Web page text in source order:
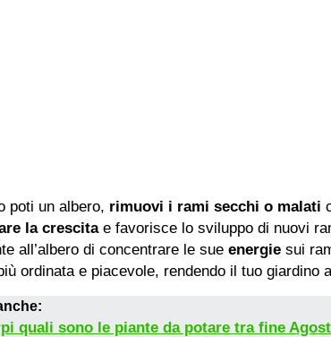
poti un albero, rimuovi i rami secchi o malati
la crescitae favorisce lo sviluppo di nuovi
all’albero di concentrare le sue energie sui
ordinata e piacevole, rendendo il tuo giardino
quali sono le piante da potare tra fine